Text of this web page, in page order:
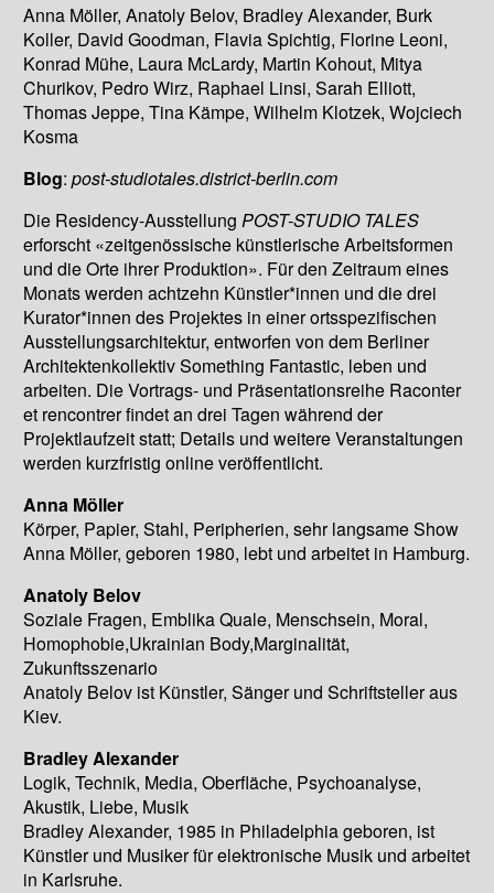
Anna Möller, Anatoly Belov, Bradley Alexander, Burk
Koller, David Goodman, Flavia Spichtig, Florine Leoni,
Konrad Mühe, Laura McLardy, Martin Kohout, Mitya
Churikov, Pedro Wirz, Raphael Linsi, Sarah Elliott,
Thomas Jeppe, Tina Kämpe, Wilhelm Klotzek, Wojciech
Kosma
Blog:post-studiotales.district-berlin.com
Die Residency-AusstellungPOST-STUDIO TALES
erforscht «zeitgenössische künstlerische Arbeitsformen
und die Orte ihrer Produktion». Für den Zeitraum eines
Monats werden achtzehn Künstler*innen und die drei
Kurator*innen des Projektes in einer ortsspezifischen
Ausstellungsarchitektur, entworfen von dem Berliner
Architektenkollektiv Something Fantastic, leben und
arbeiten. Die Vortrags- und Präsentationsreihe Raconter
et rencontrer findet an drei Tagen während der
Projektlaufzeit statt; Details und weitere Veranstaltungen
werden kurzfristig online veröffentlicht.
Anna Möller
Körper, Papier, Stahl, Peripherien, sehr langsame Show
Anna Möller, geboren 1980, lebt und arbeitet in Hamburg.
Anatoly Belov
Soziale Fragen, Emblika Quale, Menschsein, Moral,
Homophobie,Ukrainian Body,Marginalität,
Zukunftsszenario
Anatoly Belov ist Künstler, Sänger und Schriftsteller aus
Kiev.
Bradley Alexander
Logik, Technik, Media, Oberfläche, Psychoanalyse,
Akustik, Liebe, Musik
Bradley Alexander, 1985 in Philadelphia geboren, ist
Künstler und Musiker für elektronische Musik und arbeitet
in Karlsruhe.